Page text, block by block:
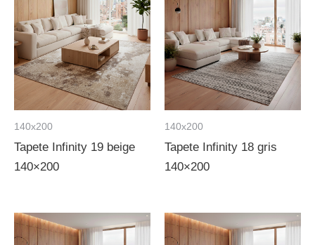
140x200
Tapete Infinity 19 beige
140×200
140x200
Tapete Infinity 18 gris
140×200